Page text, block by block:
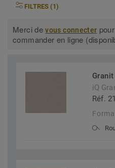
FILTRES (1)
Merci devous connecter
commander en ligne
iQ
Réf.